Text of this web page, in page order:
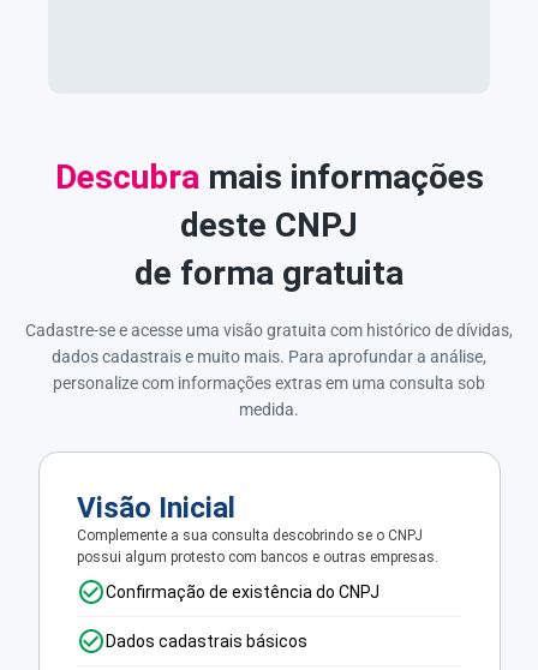
Descubramais informações
deste CNPJ
de forma gratuita
Cadastre-se e acesse uma visão gratuita com histórico de dívidas,
dados cadastrais e muito mais. Para aprofundar a análise,
personalize com informações extras em uma consulta sob
medida.
Visão Inicial
Complemente a sua consulta descobrindo se o CNPJ
possui algum protesto com bancos e outras empresas.
Confirmação de existência do CNPJ
Dados cadastrais básicos